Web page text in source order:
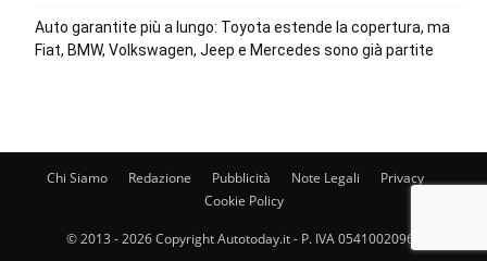
Auto garantite più a lungo: Toyota estende la copertura, ma
Fiat, BMW, Volkswagen, Jeep e Mercedes sono già partite
Chi Siamo Redazione Pubblicità Note Legali
Privacy
Cookie Policy
© 2013 - 2026 Copyright Autotoday.it - P. IVA 05410020969